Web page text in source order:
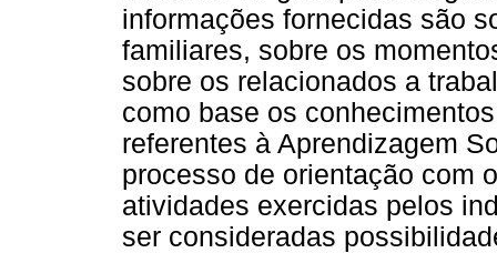
informações fornecidas são
familiares, sobre os
sobre os relacionados a
como base os
referentes à Aprendizagem
processo de orientação com
atividades exercidas pelos
ser consideradas